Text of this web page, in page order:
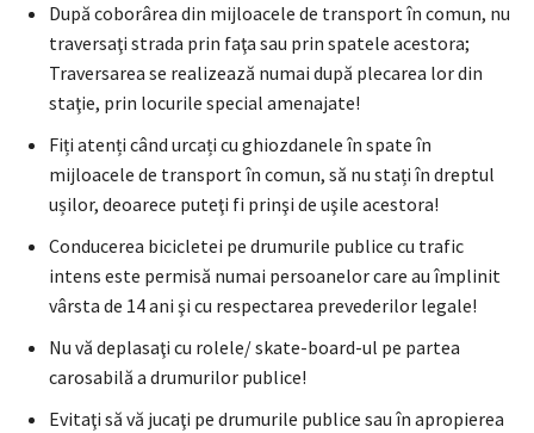
După coborârea din mijloacele de transport în comun, nu
traversaţi strada prin faţa sau prin spatele acestora;
Traversarea se realizează numai după plecarea lor din
staţie, prin locurile special amenajate!
Fiți atenți când urcați cu ghiozdanele în spate în
mijloacele de transport în comun, să nu stați în dreptul
ușilor, deoarece puteţi fi prinşi de uşile acestora!
Conducerea bicicletei pe drumurile publice cu trafic
intens este permisă numai persoanelor care au împlinit
vârsta de 14 ani şi cu respectarea prevederilor legale!
Nu vă deplasaţi cu rolele/ skate-board-ul pe partea
carosabilă a drumurilor publice!
Evitaţi să vă jucaţi pe drumurile publice sau în apropierea